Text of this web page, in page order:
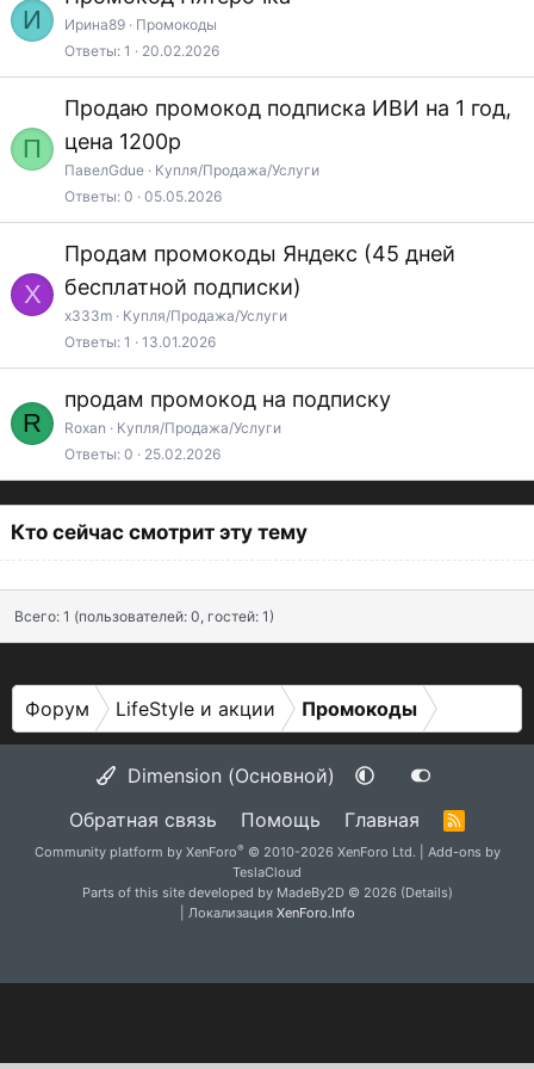
И Ирина89
Промокоды
Ответы 1 20.02.2026
П
Продаю промокод подписка ИВИ на 1 год,
цена 1200р
ПавелGdue
Купля/Продажа/Услуги
Ответы 0 05.05.2026
X
Продам промокоды Яндекс (45 дней
бесплатной подписки)
x333m
Купля/Продажа/Услуги
Ответы 1 13.01.2026
R
продам промокод на подписку
Roxan
Купля/Продажа/Услуги
Ответы 0 25.02.2026
Кто сейчас смотрит эту тему
Всего: 1 (пользователей: 0, гостей: 1)
Форум LifeStyle и акции Промокоды
Dimension (Основной)
Обратная связь
Помощь Главная
S
Community platform by XenForo® © 2010-2026 XenForo Ltd.
Add-ons by
TeslaCloud
Parts of this site developed by MadeBy2D © 2026 (Details)
| Локализация XenForo.Info